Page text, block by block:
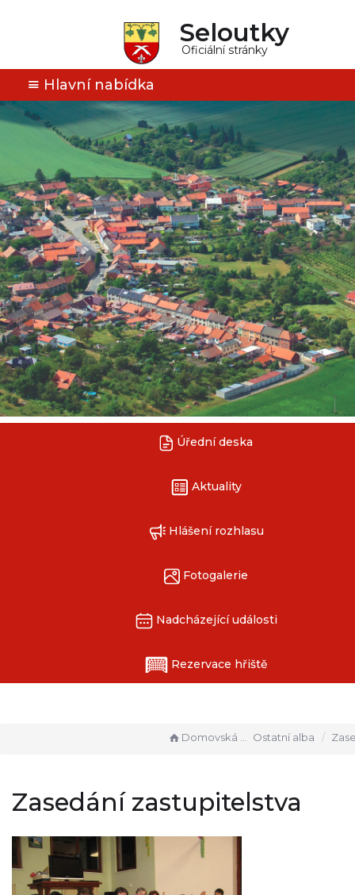
Seloutky
Oficiální stránky
Hlavní nabídka
Úřední deska
Aktuality
Hlášení rozhlasu
Fotogalerie
Nadcházející události
Rezervace hřiště
Domovská stránka Ostatní alba
Zasedání zastupitelstva